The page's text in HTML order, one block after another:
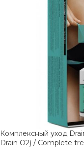
Комплексный уход
Drain O2) / Complete